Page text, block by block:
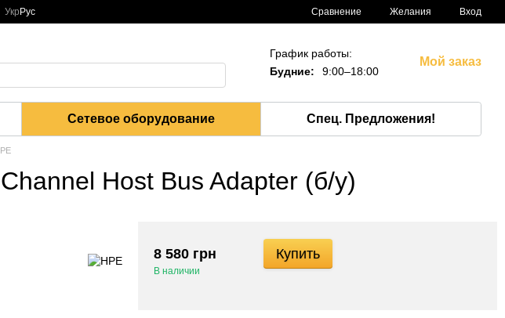
Укр Рус Сравнение Желания Вход
График работы:
Будние:
9:00–18:00
Мой заказ
Сетевое оборудование Спец. Предложения!
Host Bus Adapter (б/у)
8 580 грн
В наличии
Купить